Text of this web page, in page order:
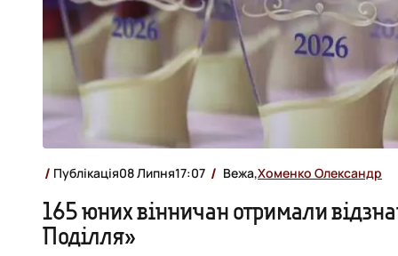
Публікація08 Липня17:07 Вежа,Хоменко Олександр
165 юних вінничан отримали
Поділля»